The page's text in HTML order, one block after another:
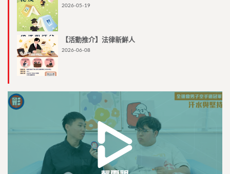
2026-05-19
【活動推介】法律新鮮人
2026-06-08